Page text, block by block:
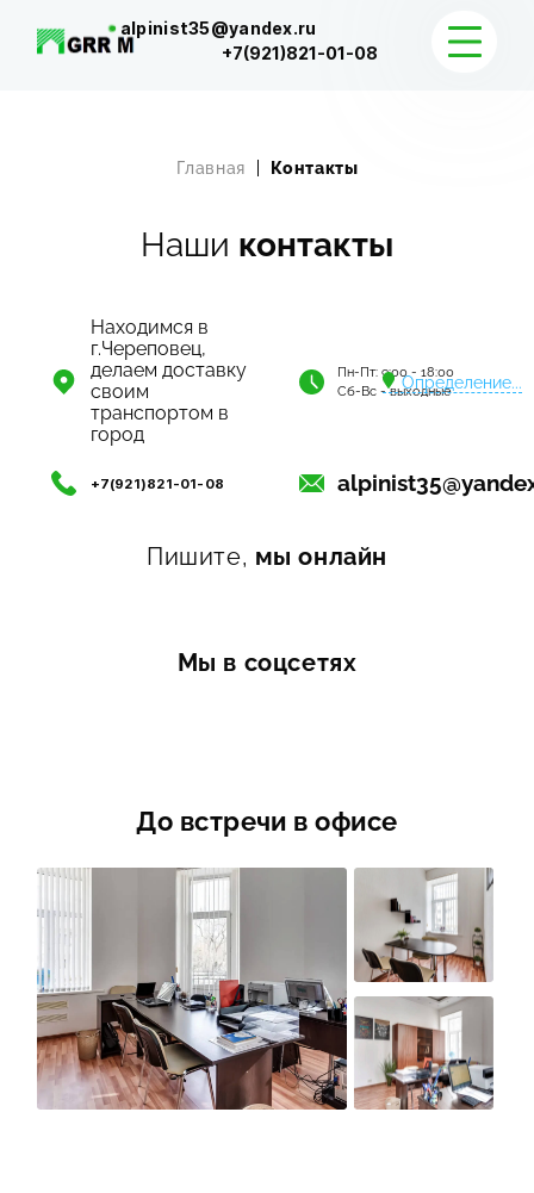
alpinist35@yandex.ru
+7(921)821-01-08
Главная Контакты
Наши контакты
Находимся в
г.Череповец,
делаем доставку
своим
транспортом в
город
Определение...
Пн-Пт: 9:00 - 18:00
Сб-Вс - выходные
+7(921)821-01-08
Пишите, мы онлайн
Мы в соцсетях
До встречи в офисе